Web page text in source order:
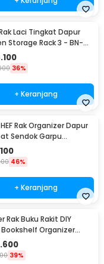
Laci Tingkat Dapur
Storage Rack 3 - BN-
2714
36%
+ Keranjang
Rak Organizer Dapur
Sendok Garpu
Storage Box - PP23
46%
+ Keranjang
Rak Buku Rakit DIY
Organizer
- ZW404
39%